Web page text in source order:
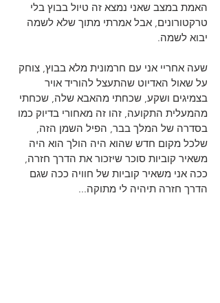
האמת במצב שאני נמצא זה טיול בבוץ בלי
טרקטורונים, אבל אמרתי מתוך שלא לשמה
יבוא לשמה.
שעה אחריי אני עם חרמונית מלא בבוץ, צוחק
על שאול האדיוט שהתעצל להוריד אויר
בצמיגים ושקע, שכחתי מהאבא שלה, שכחתי
מהמעלית התקועה, זהו זה מאחורי בדיוק כמו
בסדרה של המלך בבר, הפיל השמן הזה,
שלכל מקום חדש שהוא היה הולך הוא היה
משאיר קוביות סוכר שיזכור את הדרך חזרה,
ככה אני משאיר קוביות של חוויה ככה שגם
הדרך חזרה תיהיה לי מתוקה...